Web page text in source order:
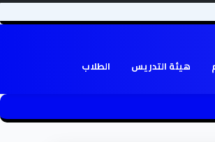
هيئة التدريس الطلاب